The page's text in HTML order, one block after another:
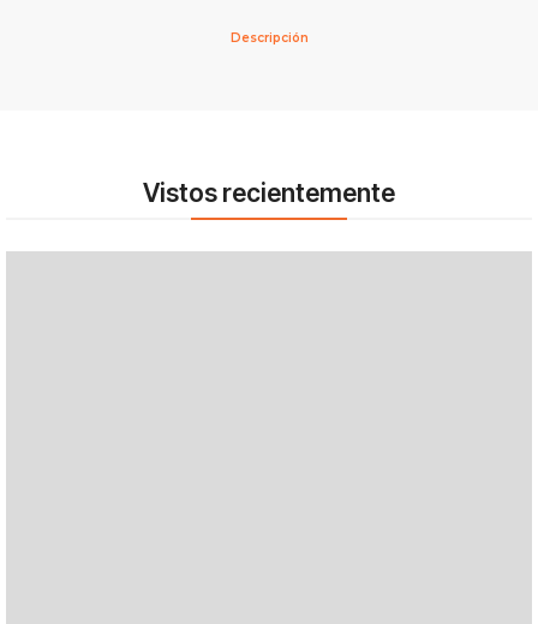
Descripción
Vistos recientemente